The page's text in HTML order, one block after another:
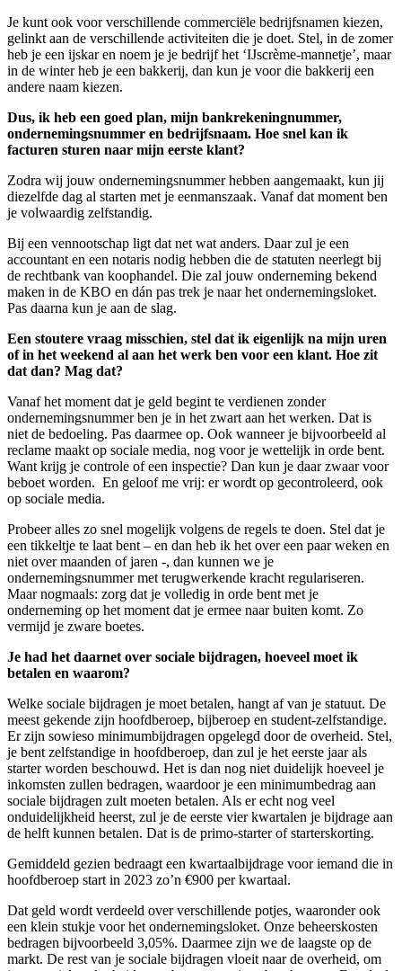
Je kunt ook voor verschillende commerciële bedrijfsnamen kiezen,
gelinkt aan de verschillende activiteiten die je doet. Stel, in de zomer
heb je een ijskar en noem je je bedrijf het ‘IJscrème-mannetje’, maar
in de winter heb je een bakkerij, dan kun je voor die bakkerij een
andere naam kiezen.
Dus, ik heb een goed plan, mijn bankrekeningnummer,
ondernemingsnummer en bedrijfsnaam. Hoe snel kan ik
facturen sturen naar mijn eerste klant?
Zodra wij jouw ondernemingsnummer hebben aangemaakt, kun jij
diezelfde dag al starten met je eenmanszaak. Vanaf dat moment ben
je volwaardig zelfstandig.
Bij een vennootschap ligt dat net wat anders. Daar zul je een
accountant en een notaris nodig hebben die de statuten neerlegt bij
de rechtbank van koophandel. Die zal jouw onderneming bekend
maken in de KBO en dán pas trek je naar het ondernemingsloket.
Pas daarna kun je aan de slag.
Een stoutere vraag misschien, stel dat ik eigenlijk na mijn uren
of in het weekend al aan het werk ben voor een klant. Hoe zit
dat dan? Mag dat?
Vanaf het moment dat je geld begint te verdienen zonder
ondernemingsnummer ben je in het zwart aan het werken. Dat is
niet de bedoeling. Pas daarmee op. Ook wanneer je bijvoorbeeld al
reclame maakt op sociale media, nog voor je wettelijk in orde bent.
Want krijg je controle of een inspectie? Dan kun je daar zwaar voor
beboet worden. En geloof me vrij: er wordt op gecontroleerd, ook
op sociale media.
Probeer alles zo snel mogelijk volgens de regels te doen. Stel dat je
een tikkeltje te laat bent – en dan heb ik het over een paar weken en
niet over maanden of jaren -, dan kunnen we je
ondernemingsnummer met terugwerkende kracht regulariseren.
Maar nogmaals: zorg dat je volledig in orde bent met je
onderneming op het moment dat je ermee naar buiten komt. Zo
vermijd je zware boetes.
Je had het daarnet over sociale bijdragen, hoeveel moet ik
betalen en waarom?
Welke sociale bijdragen je moet betalen, hangt af van je statuut. De
meest gekende zijn hoofdberoep, bijberoep en student-zelfstandige.
Er zijn sowieso minimumbijdragen opgelegd door de overheid. Stel,
je bent zelfstandige in hoofdberoep, dan zul je het eerste jaar als
starter worden beschouwd. Het is dan nog niet duidelijk hoeveel je
inkomsten zullen bedragen, waardoor je een minimumbedrag aan
sociale bijdragen zult moeten betalen. Als er echt nog veel
onduidelijkheid heerst, zul je de eerste vier kwartalen je bijdrage aan
de helft kunnen betalen. Dat is de primo-starter of starterskorting.
Gemiddeld gezien bedraagt een kwartaalbijdrage voor iemand die in
hoofdberoep start in 2023 zo’n €900 per kwartaal.
Dat geld wordt verdeeld over verschillende potjes, waaronder ook
een klein stukje voor het ondernemingsloket. Onze beheerskosten
bedragen bijvoorbeeld 3,05%. Daarmee zijn we de laagste op de
markt. De rest van je sociale bijdragen vloeit naar de overheid, om